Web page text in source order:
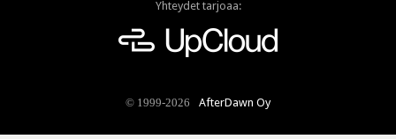
Yhteydet tarjoaa:
© 1999-2026 AfterDawn Oy